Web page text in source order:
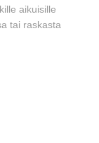
aikuisille
tai raskasta